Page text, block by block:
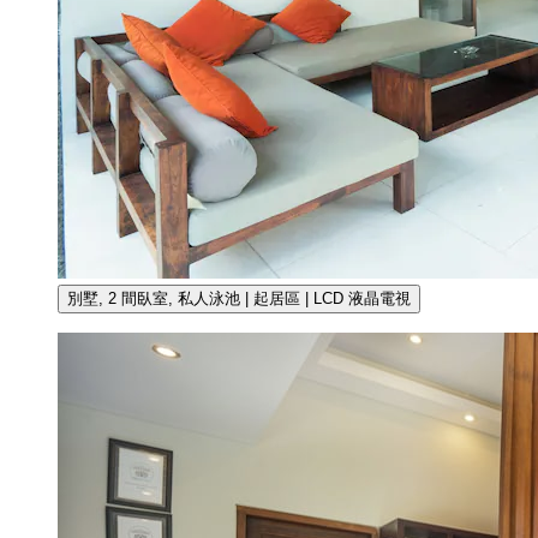
別墅, 2 間臥室, 私人泳池 | 起居區 | LCD 液晶電視